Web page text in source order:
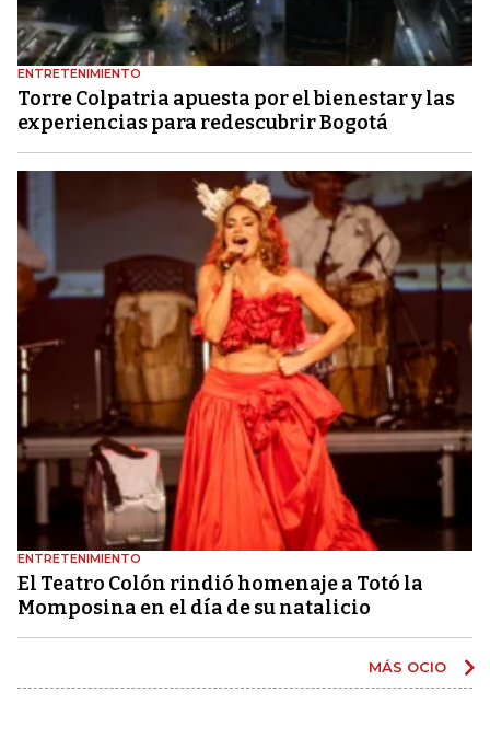
ENTRETENIMIENTO
Torre Colpatria apuesta por el bienestar y las
experiencias para redescubrir Bogotá
ENTRETENIMIENTO
El Teatro Colón rindió homenaje a Totó la
Momposina en el día de su natalicio
MÁS OCIO